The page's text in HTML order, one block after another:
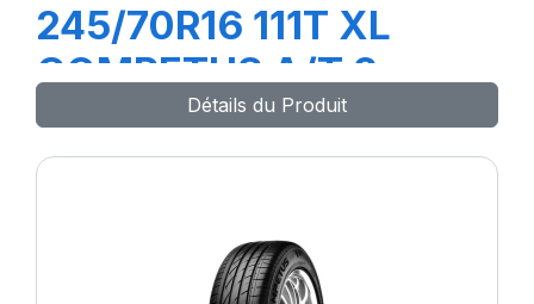
245/70R16 111T XL
COMPETUS A/T 2
Détails du Produit